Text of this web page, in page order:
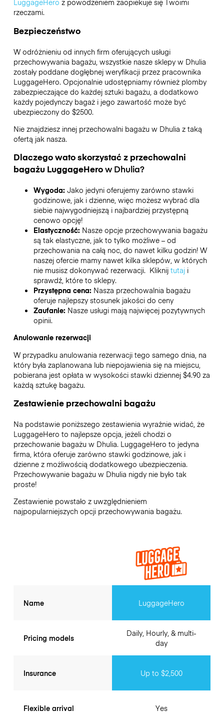
LuggageHero z powodzeniem zaopiekuje się Twoimi
rzeczami.
Bezpieczeństwo
W odróżnieniu od innych firm oferujących usługi
przechowywania bagażu, wszystkie nasze sklepy w Dhulia
zostały poddane dogłębnej weryfikacji przez pracownika
LuggageHero. Opcjonalnie udostępniamy również plomby
zabezpieczające do każdej sztuki bagażu, a dodatkowo
każdy pojedynczy bagaż i jego zawartość może być
ubezpieczony do $2500.
Nie znajdziesz innej przechowalni bagażu w Dhulia z taką
ofertą jak nasza.
Dlaczego wato skorzystać z przechowalni
bagażu LuggageHerow Dhulia?
Wygoda: Jako jedyni oferujemy zarówno stawki
godzinowe, jak i dzienne, więc możesz wybrać dla
siebie najwygodniejszą i najbardziej przystępną
cenowo opcję!
Elastyczność: Nasze opcje przechowywania bagażu
są tak elastyczne, jak to tylko możliwe – od
przechowania na całą noc, do nawet kilku godzin! W
naszej ofercie mamy nawet kilka sklepów, w których
nie musisz dokonywać rezerwacji. Kliknij tutaji
sprawdź, które to sklepy.
Przystępna cena: Nasza przechowalnia bagażu
oferuje najlepszy stosunek jakości do ceny
Zaufanie: Nasze usługi mają najwięcej pozytywnych
opinii.
Anulowanie rezerwacji
W przypadku anulowania rezerwacji tego samego dnia, na
który była zaplanowana lub niepojawienia się na miejscu,
pobierana jest opłata w wysokości stawki dziennej $4.90 za
każdą sztukę bagażu.
Zestawienie przechowalni bagażu
Na podstawie poniższego zestawienia wyraźnie widać, że
LuggageHero to najlepsze opcja, jeżeli chodzi o
przechowanie bagażu w Dhulia. LuggageHero to jedyna
firma, która oferuje zarówno stawki godzinowe, jak i
dzienne z możliwością dodatkowego ubezpieczenia.
Przechowywanie bagażu w Dhulia nigdy nie było tak
proste!
Zestawienie powstało z uwzględnieniem
najpopularniejszych opcji przechowywania bagażu.
Name
Pricing models
Insurance
Flexible arrival
LuggageHero
Daily, Hourly, & multi-
day
Up to $2,500
Yes